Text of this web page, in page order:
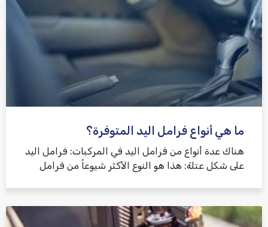
ما هي أنواع فرامل اليد المتوفرة؟
هناك عدة أنواع من فرامل اليد في المركبات: فرامل اليد
على شكل عتلة: هذا هو النوع الأكثر شيوعاً من فرامل